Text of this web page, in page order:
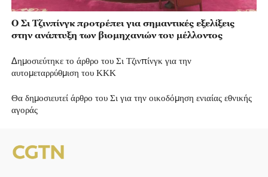
Ο Σι Τζινπίνγκ προτρέπει για σημαντικές εξελίξεις
στην ανάπτυξη των βιομηχανιών του μέλλοντος
Δημοσιεύτηκε το άρθρο του Σι Τζινπίνγκ για την
αυτομεταρρύθμιση του ΚΚΚ
Θα δημοσιευτεί άρθρο του Σι για την οικοδόμηση ενιαίας εθνικής
αγοράς